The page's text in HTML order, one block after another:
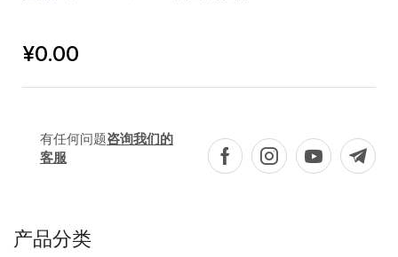
¥0.00
有任何问题咨询我们的
客服
产品分类